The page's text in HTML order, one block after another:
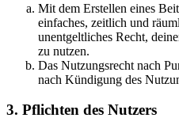
Mit dem Erstellen eines
einfaches, zeitlich und
unentgeltliches Recht,
zu nutzen.
Das Nutzungsrecht nach
nach Kündigung des
3. Pflichten des Nutzers